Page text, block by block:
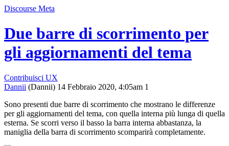
Discourse Meta
Due barre di scorrimento per
gli aggiornamenti del tema
Contribuisci UX
Dannii (Dannii) 14 Febbraio 2020, 4:05am 1
Sono presenti due barre di scorrimento che mostrano le differenze
per gli aggiornamenti del tema, con quella interna più lunga di quella
esterna. Se scorri verso il basso la barra interna abbastanza, la
maniglia della barra di scorrimento scomparirà completamente.